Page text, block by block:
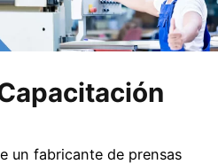
un fabricante de prensas